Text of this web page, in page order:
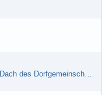
06. Errichtung einer PV Anlage auf dem Dach des Dorfgemeinschaftshauses